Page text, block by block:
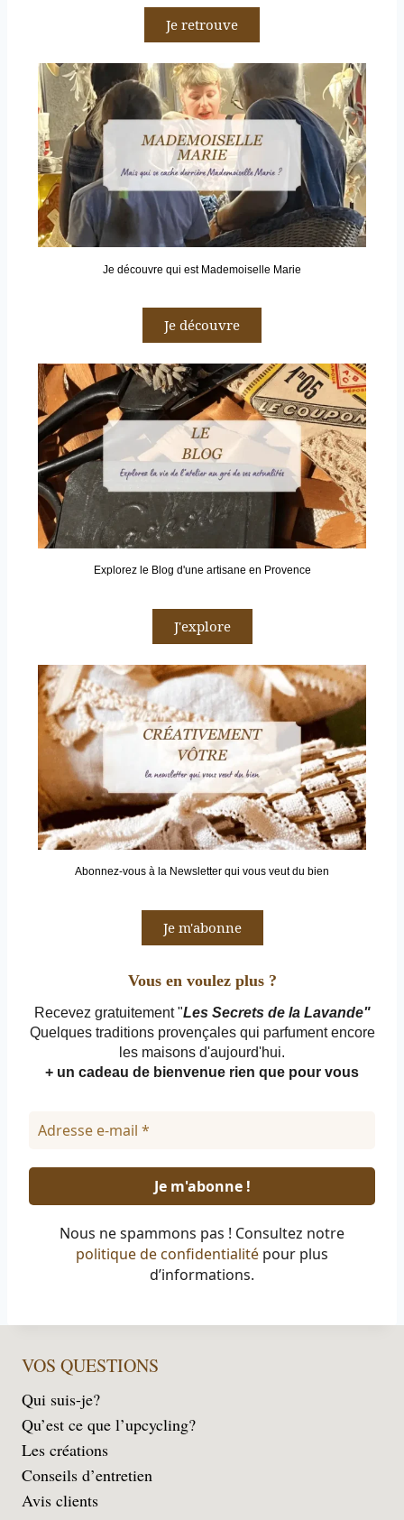
Je retrouve
Je découvre qui est Mademoiselle Marie
Je découvre
Explorez le Blog d'une artisane en Provence
J'explore
Abonnez-vous à la Newsletter qui vous veut du bien
Je m'abonne
Vous en voulez plus ?
Recevez gratuitement "Les Secrets de la Lavande"
Quelques traditions provençales qui parfument encore
les maisons d'aujourd'hui.
+ un cadeau de bienvenue rien que pour vous
Nous ne spammons pas ! Consultez notre
politique de confidentialité pour plus
d’informations.
VOS QUESTIONS
Qui suis-je?
Qu’est ce que l’upcycling?
Les créations
Conseils d’entretien
Avis clients